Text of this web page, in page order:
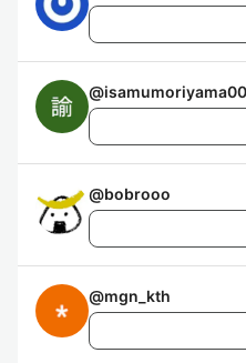
@
@bobrooo
@mgn_kth